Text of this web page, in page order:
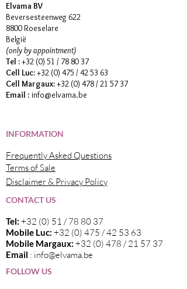
Elvama BV
Beversesteenweg 622
8800 Roeselare
België
(only by appointment)
Tel :+32 (0) 51 / 78 80 37
Cell Luc:+32 (0) 475 / 42 53 63
Cell Margaux:+32 (0) 478 / 21 57 37
Email : info@elvama.be
INFORMATION
Frequently Asked Questions
Terms of Sale
Disclaimer & Privacy Policy
CONTACT US
Tel: +32 (0) 51 / 78 80 37
Mobile Luc: +32 (0) 475 / 42 53 63
Mobile Margaux: +32 (0) 478 / 21 57 37
Email : info@elvama.be
FOLLOW US